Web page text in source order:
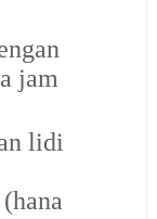
jam
lidi